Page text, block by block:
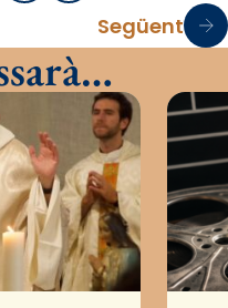
Següent